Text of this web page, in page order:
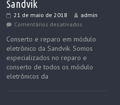
Sandvik
21 de maio de 2018
admin
Comentários desativados
Conserto e reparo em módulo
eletrônico da Sandvik. Somos
especializados no reparo e
conserto de todos os módulo
eletrônicos da